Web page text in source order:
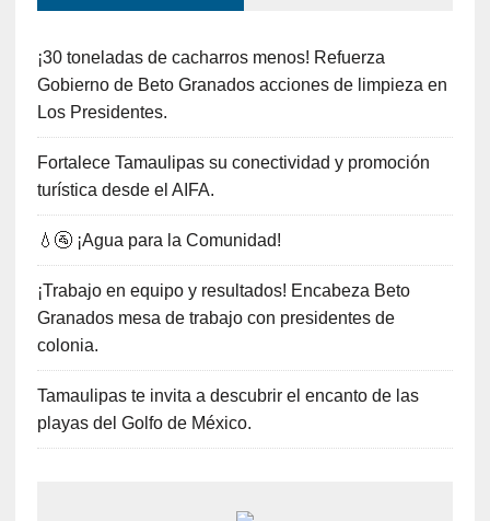
¡30 toneladas de cacharros menos! Refuerza
Gobierno de Beto Granados acciones de limpieza en
Los Presidentes.
Fortalece Tamaulipas su conectividad y promoción
turística desde el AIFA.
💧🚰 ¡Agua para la Comunidad!
¡Trabajo en equipo y resultados! Encabeza Beto
Granados mesa de trabajo con presidentes de
colonia.
Tamaulipas te invita a descubrir el encanto de las
playas del Golfo de México.